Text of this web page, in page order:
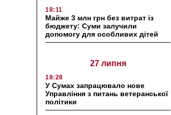
18:11
Майже 3 млн грн без витрат із
бюджету: Суми залучили
допомогу для особливих дітей
27 липня
18:28
У Сумах запрацювало нове
Управління з питань ветеранської
політики